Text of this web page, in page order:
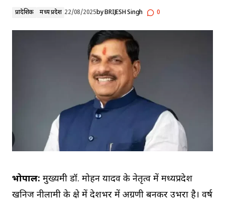
प्रादेशिक मध्य प्रदेश 22/08/2025byBRIJESH Singh 0
भोपाल: मुख्यमंत्री डॉ. मोहन यादव के नेतृत्व में मध्यप्रदेश
खनिज नीलामी के क्षेत्र में देशभर में अग्रणी बनकर उभरा है। वर्ष